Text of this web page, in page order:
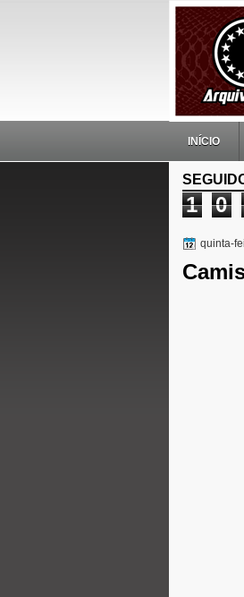
INÍCIO
1 0
quinta-